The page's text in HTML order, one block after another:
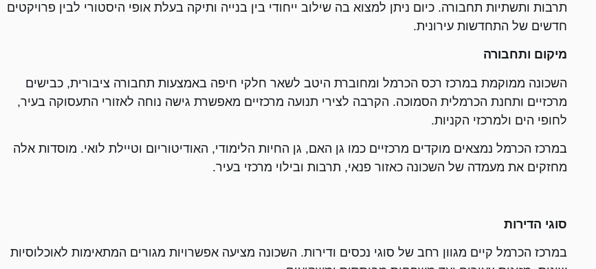
תרבות ותשתיות תחבורה. כיום ניתן למצוא בה שילוב ייחודי בין בנייה ותיקה בעלת אופי היסטורי לבין פרויקטים
חדשים של התחדשות עירונית.
מיקום ותחבורה
השכונה ממוקמת במרכז רכס הכרמל ומחוברת היטב לשאר חלקי חיפה באמצעות תחבורה ציבורית, כבישים
מרכזיים ותחנת הכרמלית הסמוכה. הקרבה לצירי תנועה מרכזיים מאפשרת גישה נוחה לאזורי התעסוקה בעיר,
לחופי הים ולמרכזי הקניות.
במרכז הכרמל נמצאים מוקדים מרכזיים כמו גן האם, גן החיות הלימודי, האודיטוריום וטיילת לואי. מוסדות אלה
מחזקים את מעמדה של השכונה כאזור פנאי, תרבות ובילוי מרכזי בעיר.
סוגי הדירות
במרכז הכרמל קיים מגוון רחב של סוגי נכסים ודירות. השכונה מציעה אפשרויות מגורים המתאימות לאוכלוסיות